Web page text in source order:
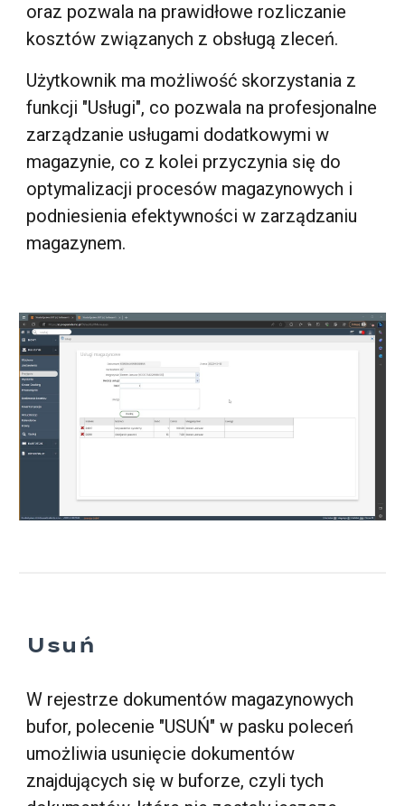
oraz pozwala na prawidłowe rozliczanie
kosztów związanych z obsługą zleceń.
Użytkownik ma możliwość skorzystania z
funkcji "Usługi", co pozwala na profesjonalne
zarządzanie usługami dodatkowymi w
magazynie, co z kolei przyczynia się do
optymalizacji procesów magazynowych i
podniesienia efektywności w zarządzaniu
magazynem.
Usuń
W rejestrze dokumentów magazynowych
bufor, polecenie "USUŃ" w pasku poleceń
umożliwia usunięcie dokumentów
znajdujących się w buforze, czyli tych